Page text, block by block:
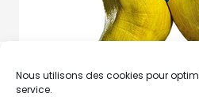
Nous utilisons des cookies pour
service.